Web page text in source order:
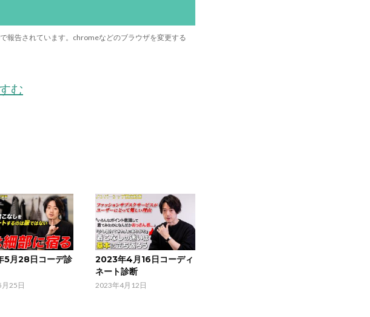
報告されています。chromeなどのブラウザを変更する
む
5月28日コーデ診
25日
2023年4月16日コーディ
ネート診断
2023年4月12日